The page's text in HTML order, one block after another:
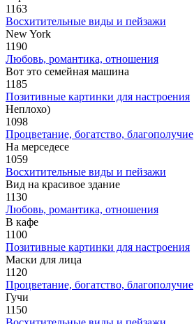
1163
Восхитительные виды и пейзажи
New York
1190
Любовь, романтика, отношения
Вот это семейная машина
1185
Позитивные картинки для настроения
Неплохо)
1098
Процветание, богатство, благополучие
На мерседесе
1059
Восхитительные виды и пейзажи
Вид на красивое здание
1130
Любовь, романтика, отношения
В кафе
1100
Позитивные картинки для настроения
Маски для лица
1120
Процветание, богатство, благополучие
Гучи
1150